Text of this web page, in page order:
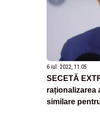
6 iul. 2022, 11:05
SECETĂ
raționalizarea
similare